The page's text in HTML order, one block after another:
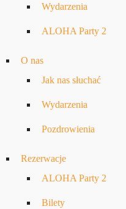
Wydarzenia
ALOHA Party 2
O nas
Jak nas słuchać
Wydarzenia
Pozdrowienia
Rezerwacje
ALOHA Party 2
Bilety